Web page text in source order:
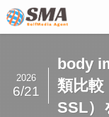
body
類比較
SSL）
2026
6/21